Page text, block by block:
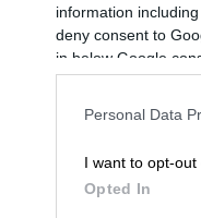
information
deny consent to
in below Google
Personal Data
I want to opt-
Opted In